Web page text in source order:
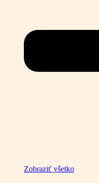
Zobraziť všetko